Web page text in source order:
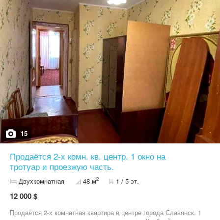
15
Продаётся 2-х комн. кв. центр. 1 окно на
тротуар и проезжую часть.
Двухкомнатная 48 м2 1 / 5 эт.
12 000 $
Продаётся 2-х комнатная квартира в центре города Славянск. 1